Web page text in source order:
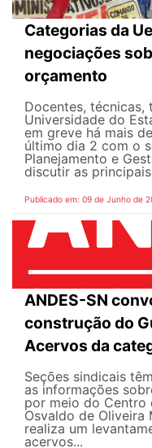
Categorias da
negociações
orçamento
Docentes, técnicas,
Universidade do
em greve há mais
último dia 2 com o
Planejamento e
discutir as
Publicado em: 09 de Junho de
ANDES-SN
construção do
Acervos da
Seções sindicais
as informações
por meio do Centro
Osvaldo de Oliveira
realiza um
acervos...